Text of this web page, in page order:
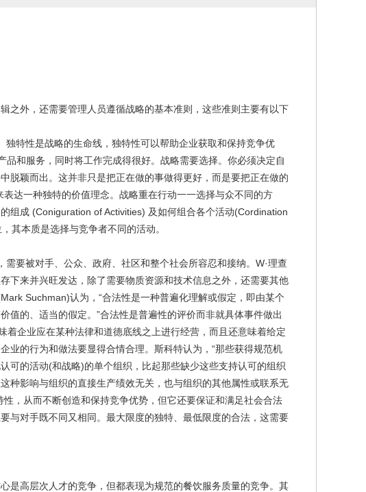
之外，还需要管理人员遵循战略的基本准则，这些准则主要有以下
特性是战略的生命线，独特性可以帮助企业获取和保持竞争优
和服务，同时将工作完成得很好。战略需要选择。你必须决定自
脱颖而出。这并非只是把正在做的事做得更好，而是要把正在做的
达一种独特的价值理念。战略重在行动一一选择与众不同的方
组成 (Coniguration of Activities) 及如何组合各个活动(Cordination
其本质是选择与竞争者不同的活动。
要被对手、公众、政府、社区和整个社会所容忍和接纳。W·理查
下来并兴旺发达，除了需要物质资源和技术信息之外，还需要其他
Suchman)认为，“合法性是一种普遍化理解或假定，即由某个
值的、适当的假定。”合法性是普遍性的评价而非就具体事件做出
着企业应在某种法律和道德底线之上进行经营，而且还意味着给定
业的行为和做法要显得合情合理。斯科特认为，“那些获得规范机
可的活动(和战略)的单个组织，比起那些缺少这些支持认可的组织
种影响与组织的直接生产绩效无关，也与组织的其他属性或联系无
，从而不断创造和保持竞争优势，但它还要保证和满足社会合法
与对手既不同又相同。最大限度的独特、最低限度的合法，这需要
是高层次人才的竞争，但都表现为规范的餐饮服务质量的竞争。其